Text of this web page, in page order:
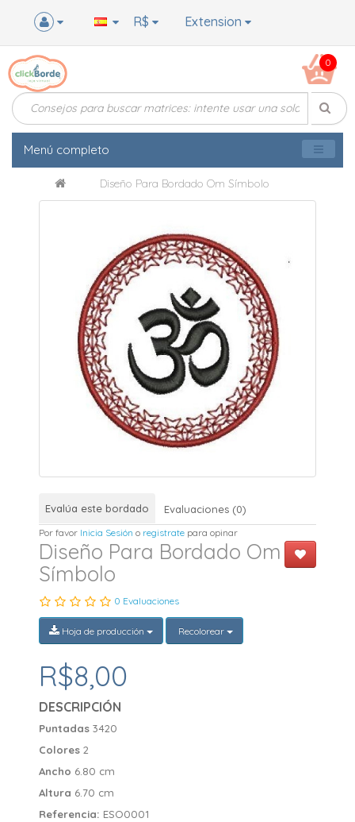
Extension
R$
0
Menú completo
Diseño Para Bordado Om Símbolo
Evalúa este bordado Evaluaciones (0)
Por favor Inicia Sesión o registrate para opinar
Diseño Para Bordado Om
Símbolo
0 Evaluaciones
Hoja de producción Recolorear
R$8,00
DESCRIPCIÓN
Puntadas3420
Colores2
Ancho 6.80 cm
Altura 6.70 cm
Referencia: ESO0001